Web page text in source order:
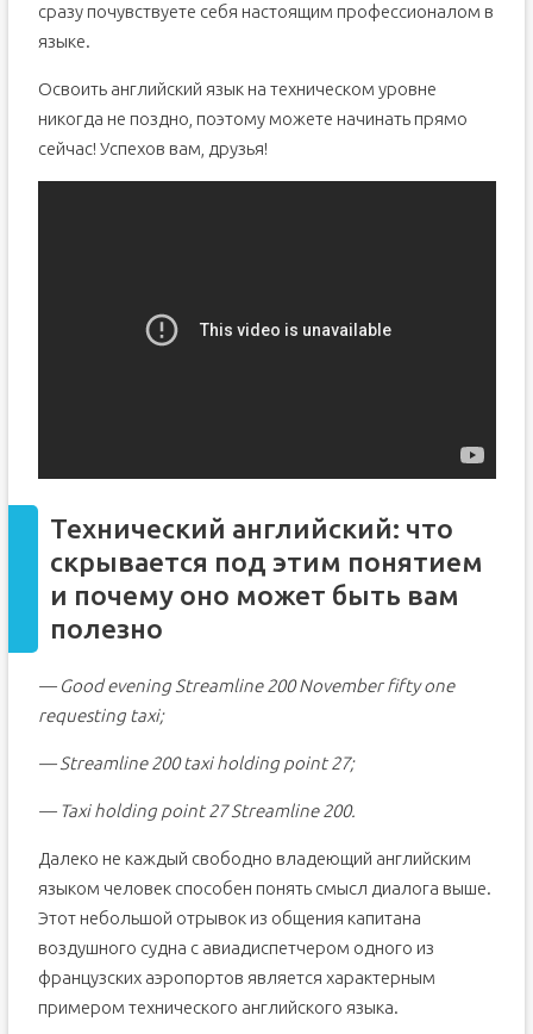
сразу почувствуете себя настоящим профессионалом в
языке.
Освоить английский язык на техническом уровне
никогда не поздно, поэтому можете начинать прямо
сейчас! Успехов вам, друзья!
Технический английский: что
скрывается под этим понятием
и почему оно может быть вам
полезно
— Good evening Streamline 200 November fifty one
requesting taxi;
— Streamline 200 taxi holding point 27;
— Taxi holding point 27 Streamline 200.
Далеко не каждый свободно владеющий английским
языком человек способен понять смысл диалога выше.
Этот небольшой отрывок из общения капитана
воздушного судна с авиадиспетчером одного из
французских аэропортов является характерным
примером технического английского языка.